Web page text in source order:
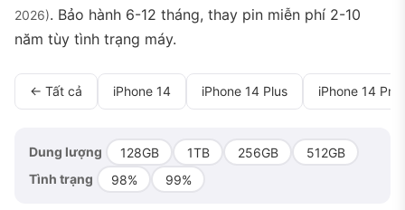
2026). Bảo hành 6-12 tháng, thay pin miễn phí 2-10
năm tùy tình trạng máy.
← Tất cả iPhone 14 iPhone 14 Plus iPhone 14 Pro
Dung lượng 128GB 1TB 256GB
512GB
Tình trạng
98% 99%